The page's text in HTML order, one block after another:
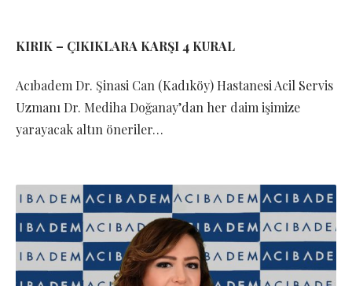
KIRIK – ÇIKIKLARA KARŞI 4 KURAL
Acıbadem Dr. Şinasi Can (Kadıköy) Hastanesi Acil Servis
Uzmanı Dr. Mediha Doğanay’dan her daim işimize
yarayacak altın öneriler…